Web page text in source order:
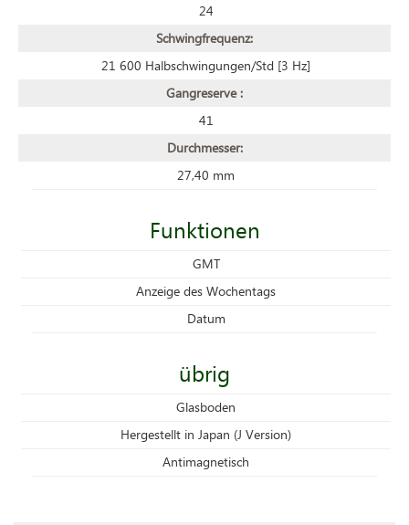
24
Schwingfrequenz:
21 600 Halbschwingungen/Std [3 Hz]
Gangreserve :
41
Durchmesser:
27,40 mm
Funktionen
GMT
Anzeige des Wochentags
Datum
übrig
Glasboden
Hergestellt in Japan (J Version)
Antimagnetisch